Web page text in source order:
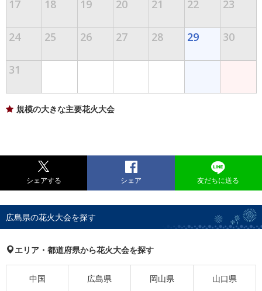
17 18 19 20 21 22 23
24 25 26 27 28 29 30
31
規模の大きな主要花火大会
シェアする シェア 友だちに送る
広島県の花火大会を探す
エリア・都道府県から花火大会を探す
中国 広島県 岡山県 山口県